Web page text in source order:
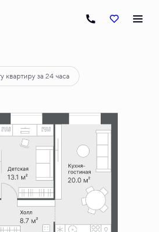
9 050 000 руб.
квартиру за 24 часа